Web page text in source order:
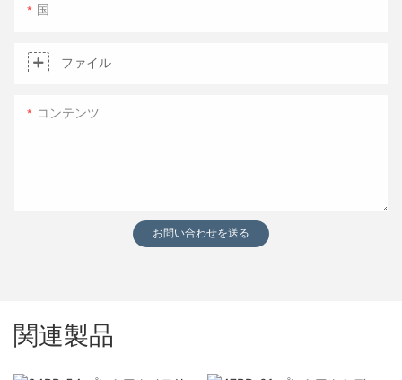
国
ファイル
コンテンツ
お問い合わせを送る
関連製品